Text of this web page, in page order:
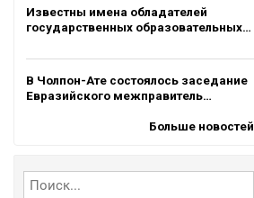
Известны имена обладателей
государственных образовательных…
В Чолпон-Ате состоялось заседание
Евразийского межправитель…
Больше новостей